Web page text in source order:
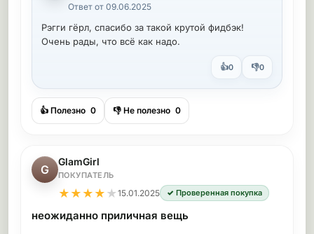
Ответ от 09.06.2025
Рэгги гёрл, спасибо за такой крутой фидбэк!
Очень рады, что всё как надо.
👍0 👎0
👍 Полезно 0 👎 Не полезно 0
G
GlamGirl
ПОКУПАТЕЛЬ
★ ★ ★ ★ ★ 15.01.2025 ✓ Проверенная покупка
неожиданно приличная вещь